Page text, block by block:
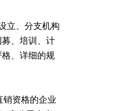
立、分支机构
、培训、计
、详细的规
销资格的企业